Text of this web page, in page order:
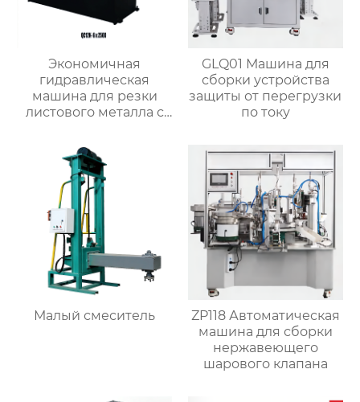
Экономичная
гидравлическая
машина для резки
листового металла с
GLQ01 Машина для
сборки устройства
защиты от перегрузки
по току
Малый смеситель
ZP118 Автоматическая
машина для сборки
нержавеющего
шарового клапана